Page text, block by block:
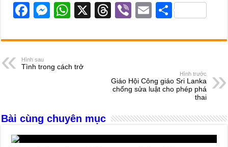
F
c
e
b
k
M
ss
n
W
at
A
X
T
e
d
s
Vi
er
E
ail
S
ar
Hình sau
Tình trong cách trở
Hình trước
Giáo Hội Công giáo Sri Lanka
chống sửa luật cho phép phá
thai
Bài cùng chuyên mục